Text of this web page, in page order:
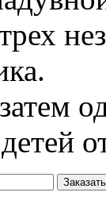
Заказать